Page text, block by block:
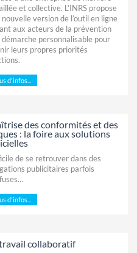
et collective. L’INRS propose
nouvelle version de l’outil en ligne
aux acteurs de la prévention
démarche personnalisable pour
leurs propres priorités
d'infos...
des conformités et des
: la foire aux solutions
de se retrouver dans des
publicitaires parfois
d'infos...
collaboratif